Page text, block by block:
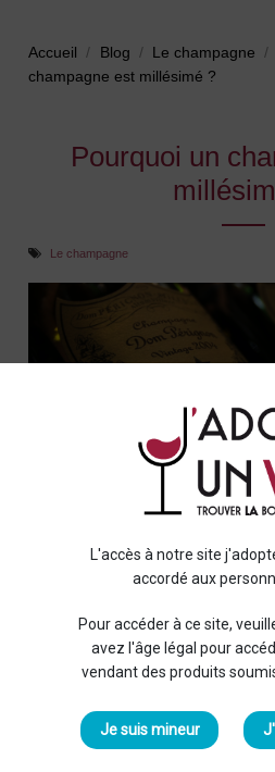
L'accès à notre site
accordé aux
Pour accéder à ce site,
avez l'âge légal pour
vendant des produits
Je suis mineur
Accueil Blog Le champagne
champagne est millésimé ?
Pourquoi un
Le champagne
millésimé
,
, suscite souvent la
vins. Au-delà des bulles pétillantes
autres ? Découvrons ensemble
I. Conditions climatiques et
Champagne, célèbre pour son
cépages, tels que le Chardonnay,
Meunier, réagissent différemment